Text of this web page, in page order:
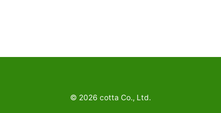
© 2026 cotta Co., Ltd.